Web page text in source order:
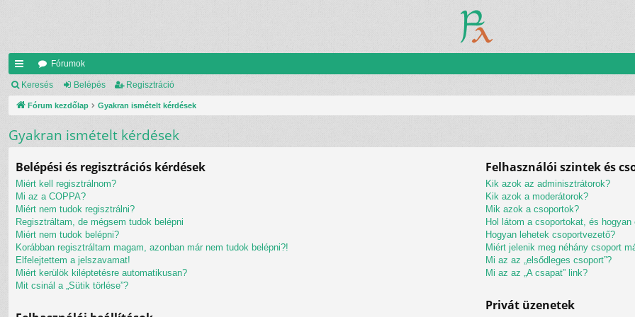
yo
rs
ke
k
Fórumok
Keresés Belépés Regisztráció
Fórum kezdőlap Gyakran ismételt kérdések
Gyakran ismételt kérdések
Belépési és regisztrációs kérdések
Miért kell regisztrálnom?
Mi az a COPPA?
Miért nem tudok regisztrálni?
Regisztráltam, de mégsem tudok belépni
Miért nem tudok belépni?
Korábban regisztráltam magam, azonban már nem tudok belépni?!
Elfelejtettem a jelszavamat!
Miért kerülök kiléptetésre automatikusan?
Mit csinál a „Sütik törlése”?
Felhasználói szintek és
Kik azok az adminisztrátorok?
Kik azok a moderátorok?
Mik azok a csoportok?
Hol látom a csoportokat, és
Hogyan lehetek csoportvezető?
Miért jelenik meg néhány csoport
Mi az az „elsődleges csoport”?
Mi az az „A csapat” link?
Privát üzenetek